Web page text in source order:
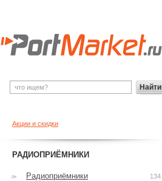
Акции и скидки
РАДИОПРИЁМНИКИ
Радиоприёмники 134
Найти